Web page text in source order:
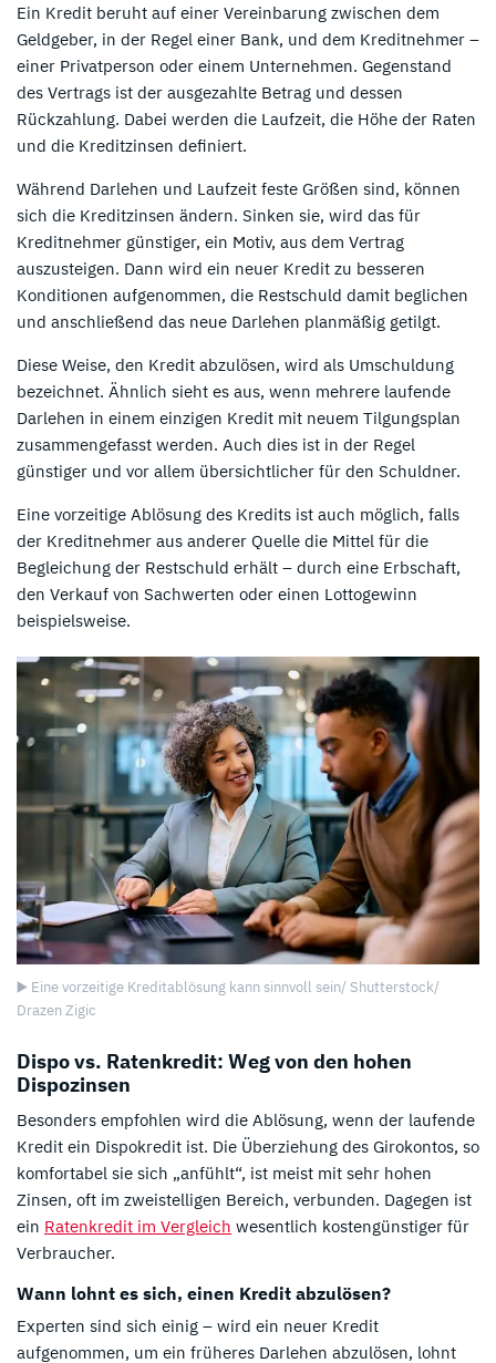
Ein Kredit beruht auf einer Vereinbarung zwischen dem
Geldgeber, in der Regel einer Bank, und dem Kreditnehmer –
einer Privatperson oder einem Unternehmen. Gegenstand
des Vertrags ist der ausgezahlte Betrag und dessen
Rückzahlung. Dabei werden die Laufzeit, die Höhe der Raten
und die Kreditzinsen definiert.
Während Darlehen und Laufzeit feste Größen sind, können
sich die Kreditzinsen ändern. Sinken sie, wird das für
Kreditnehmer günstiger, ein Motiv, aus dem Vertrag
auszusteigen. Dann wird ein neuer Kredit zu besseren
Konditionen aufgenommen, die Restschuld damit beglichen
und anschließend das neue Darlehen planmäßig getilgt.
Diese Weise, den Kredit abzulösen, wird als Umschuldung
bezeichnet. Ähnlich sieht es aus, wenn mehrere laufende
Darlehen in einem einzigen Kredit mit neuem Tilgungsplan
zusammengefasst werden. Auch dies ist in der Regel
günstiger und vor allem übersichtlicher für den Schuldner.
Eine vorzeitige Ablösung des Kredits ist auch möglich, falls
der Kreditnehmer aus anderer Quelle die Mittel für die
Begleichung der Restschuld erhält – durch eine Erbschaft,
den Verkauf von Sachwerten oder einen Lottogewinn
beispielsweise.
▶️ Eine vorzeitige Kreditablösung kann sinnvoll sein/ Shutterstock/
Drazen Zigic
Dispo vs. Ratenkredit: Weg von den hohen
Dispozinsen
Besonders empfohlen wird die Ablösung, wenn der laufende
Kredit ein Dispokredit ist. Die Überziehung des Girokontos, so
komfortabel sie sich „anfühlt“, ist meist mit sehr hohen
Zinsen, oft im zweistelligen Bereich, verbunden. Dagegen ist
ein Ratenkredit im Vergleich wesentlich kostengünstiger für
Verbraucher.
Wann lohnt es sich, einen Kredit abzulösen?
Experten sind sich einig – wird ein neuer Kredit
aufgenommen, um ein früheres Darlehen abzulösen, lohnt